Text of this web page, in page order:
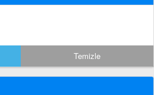
Temizle